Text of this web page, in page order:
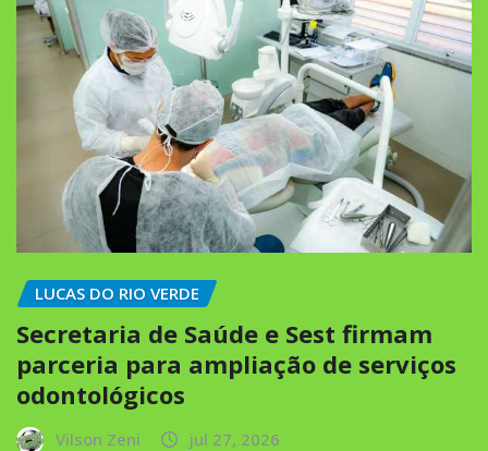
LUCAS DO RIO VERDE
Secretaria de Saúde e Sest firmam
parceria para ampliação de serviços
odontológicos
Vilson Zeni jul 27, 2026